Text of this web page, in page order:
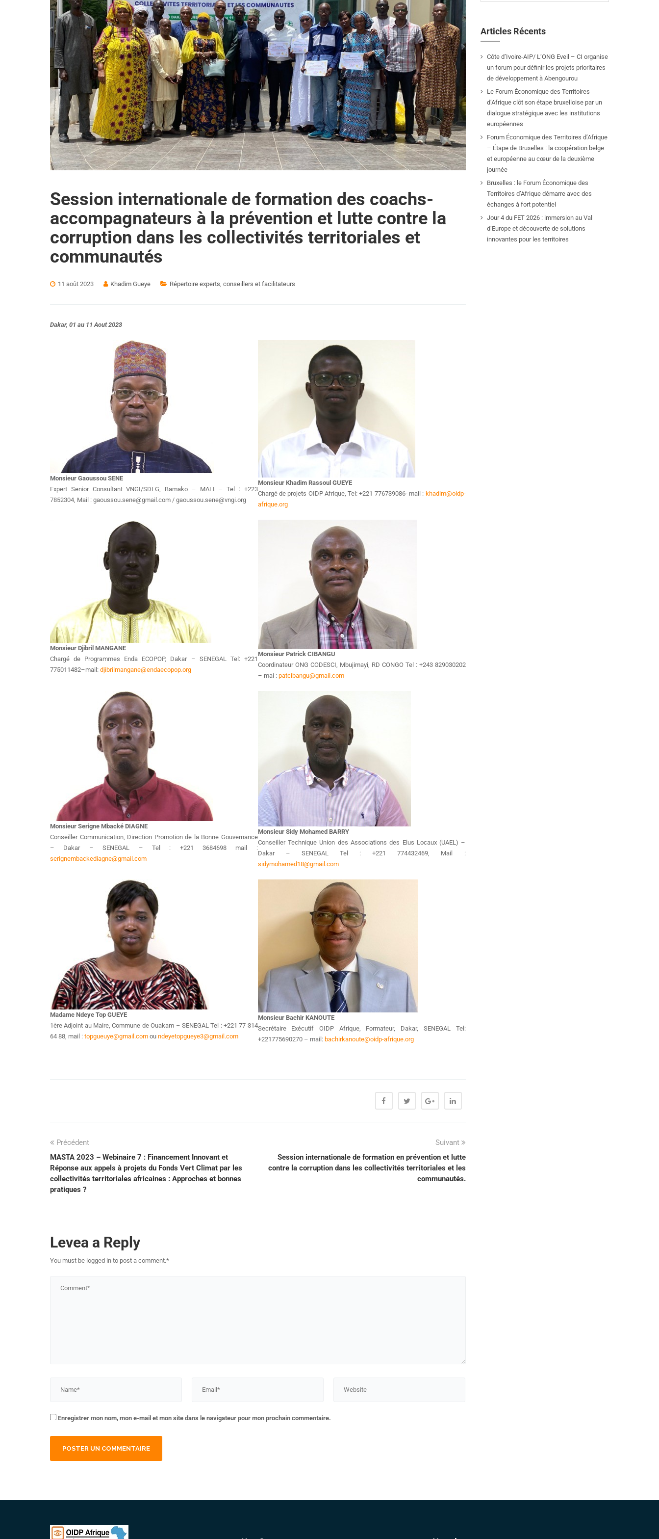
Session internationale de formation des coachs-
accompagnateurs à la prévention et lutte contre la
corruption dans les collectivités territoriales et
communautés
11 août 2023 Khadim Gueye Répertoire experts, conseillers et facilitateurs
Dakar, 01 au 11 Aout 2023
Monsieur Gaoussou SENE
Expert Senior Consultant VNGI/SDLG, Bamako – MALI – Tel : +223
7852304, Mail : gaoussou.sene@gmail.com / gaoussou.sene@vngi.org
Monsieur Khadim Rassoul GUEYE
Chargé de projets OIDP Afrique, Tel: +221 776739086- mail : khadim@oidp-
afrique.org
Monsieur Djibril MANGANE
Chargé de Programmes Enda ECOPOP, Dakar – SENEGAL Tel: +221
775011482–mail: djibrilmangane@endaecopop.org
Monsieur Patrick CIBANGU
Coordinateur ONG CODESCI, Mbujimayi, RD CONGO Tel : +243 829030202
– mai : patcibangu@gmail.com
Monsieur Serigne Mbacké DIAGNE
Conseiller Communication, Direction Promotion de la Bonne Gouvernance
– Dakar – SENEGAL – Tel : +221 3684698 mail :
serignembackediagne@gmail.com
Monsieur Sidy Mohamed BARRY
Conseiller Technique Union des Associations des Elus Locaux (UAEL) –
Dakar – SENEGAL Tel : +221 774432469, Mail :
sidymohamed18@gmail.com
Madame Ndeye Top GUEYE
1ère Adjoint au Maire, Commune de Ouakam – SENEGAL Tel : +221 77 314
64 88, mail : topgueuye@gmail.com ou ndeyetopgueye3@gmail.com
Monsieur Bachir KANOUTE
Secrétaire Exécutif OIDP Afrique, Formateur, Dakar, SENEGAL Tel:
+221775690270 – mail: bachirkanoute@oidp-afrique.org
Précédent
MASTA 2023 – Webinaire 7 : Financement Innovant et
Réponse aux appels à projets du Fonds Vert Climat par les
collectivités territoriales africaines : Approches et bonnes
pratiques ?
Suivant
Session internationale de formation en prévention et lutte
contre la corruption dans les collectivités territoriales et les
communautés.
Levea a Reply
You must be logged in to post a comment.*
Enregistrer mon nom, mon e-mail et mon site dans le navigateur pour mon prochain commentaire.
Articles Récents
Côte d’Ivoire-AIP/ L’ONG Eveil – CI organise
un forum pour définir les projets prioritaires
de développement à Abengourou
Le Forum Économique des Territoires
d’Afrique clôt son étape bruxelloise par un
dialogue stratégique avec les institutions
européennes
Forum Économique des Territoires d’Afrique
– Étape de Bruxelles : la coopération belge
et européenne au cœur de la deuxième
journée
Bruxelles : le Forum Économique des
Territoires d’Afrique démarre avec des
échanges à fort potentiel
Jour 4 du FET 2026 : immersion au Val
d’Europe et découverte de solutions
innovantes pour les territoires